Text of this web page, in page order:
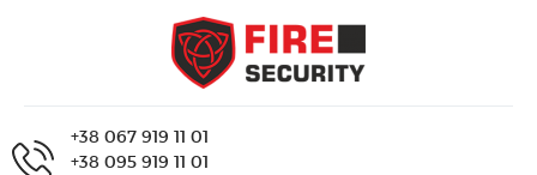
+38 067 919 11 01
+38 095 919 11 01